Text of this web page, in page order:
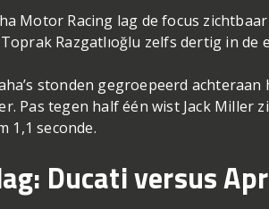
Motor Racing lag de focus
Razgatlıoğlu zelfs dertig in
stonden gegroepeerd
Pas tegen half één wist Jack Miller
1,1 seconde.
Ducati versus